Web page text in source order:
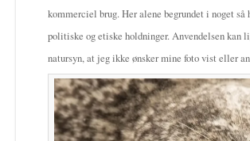
kommerciel brug. Her alene begrundet i noget
politiske og etiske holdninger. Anvendelsen kan
natursyn, at jeg ikke ønsker mine foto vist eller